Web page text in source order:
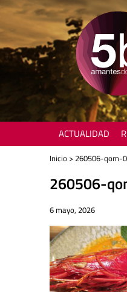
ACTUALIDAD
Inicio > 260506-qom-
260506-
6 mayo, 2026